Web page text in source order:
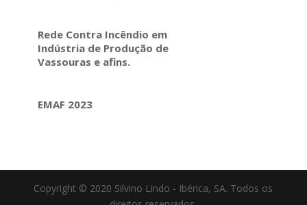
Rede Contra Incêndio em
Indústria de Produção de
Vassouras e afins.
EMAF 2023
Copyright © 2020 Silvino Lindo - Ibérica, SA. Todos os